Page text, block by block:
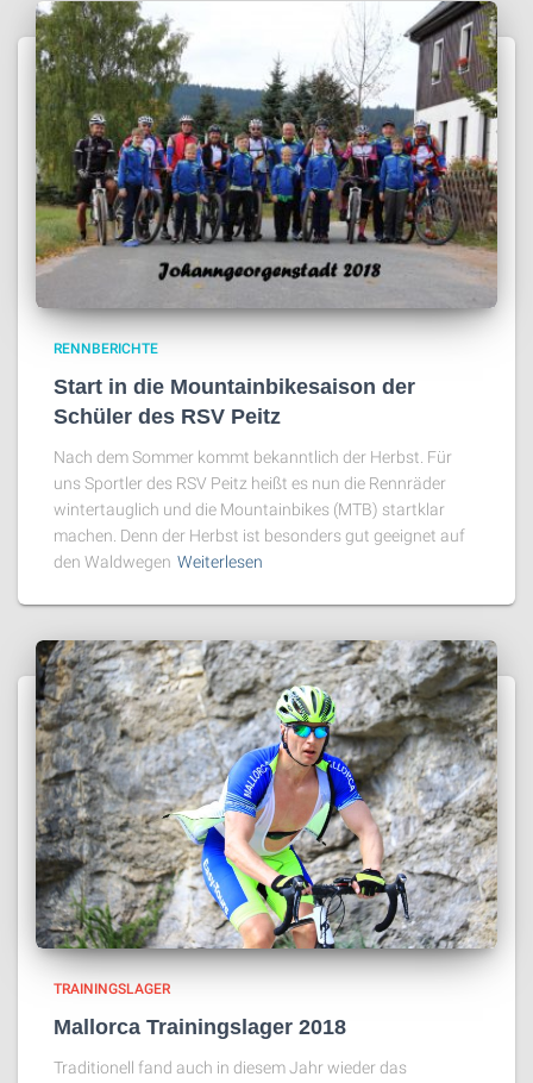
RENNBERICHTE
Start in die Mountainbikesaison der
Schüler des RSV Peitz
Nach dem Sommer kommt bekanntlich der Herbst. Für
uns Sportler des RSV Peitz heißt es nun die Rennräder
wintertauglich und die Mountainbikes (MTB) startklar
machen. Denn der Herbst ist besonders gut geeignet auf
den Waldwegen Weiterlesen
TRAININGSLAGER
Mallorca Trainingslager 2018
Traditionell fand auch in diesem Jahr wieder das